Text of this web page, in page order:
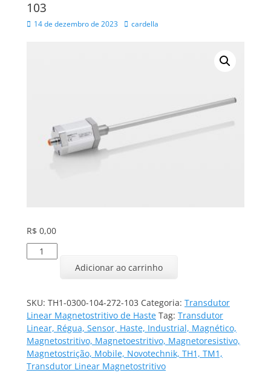
103
Posted
14 de dezembro de 2023 Autor
cardella
R$ 0,00
Transdutor
Linear
104-
272-
103
quantidade
Adicionar ao carrinho
SKU: TH1-0300-104-272-103 Categoria: Transdutor
Linear Magnetostritivo de Haste Tag: Transdutor
Linear, Régua, Sensor, Haste, Industrial, Magnético,
Magnetostritivo, Magnetoestritivo, Magnetoresistivo,
Magnetostrição, Mobile, Novotechnik, TH1, TM1,
Transdutor Linear Magnetostritivo